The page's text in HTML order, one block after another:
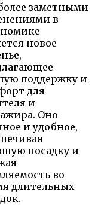
заметными
в
новое
поддержку и
для
и
Оно
и удобное,
посадку и
во
длительных